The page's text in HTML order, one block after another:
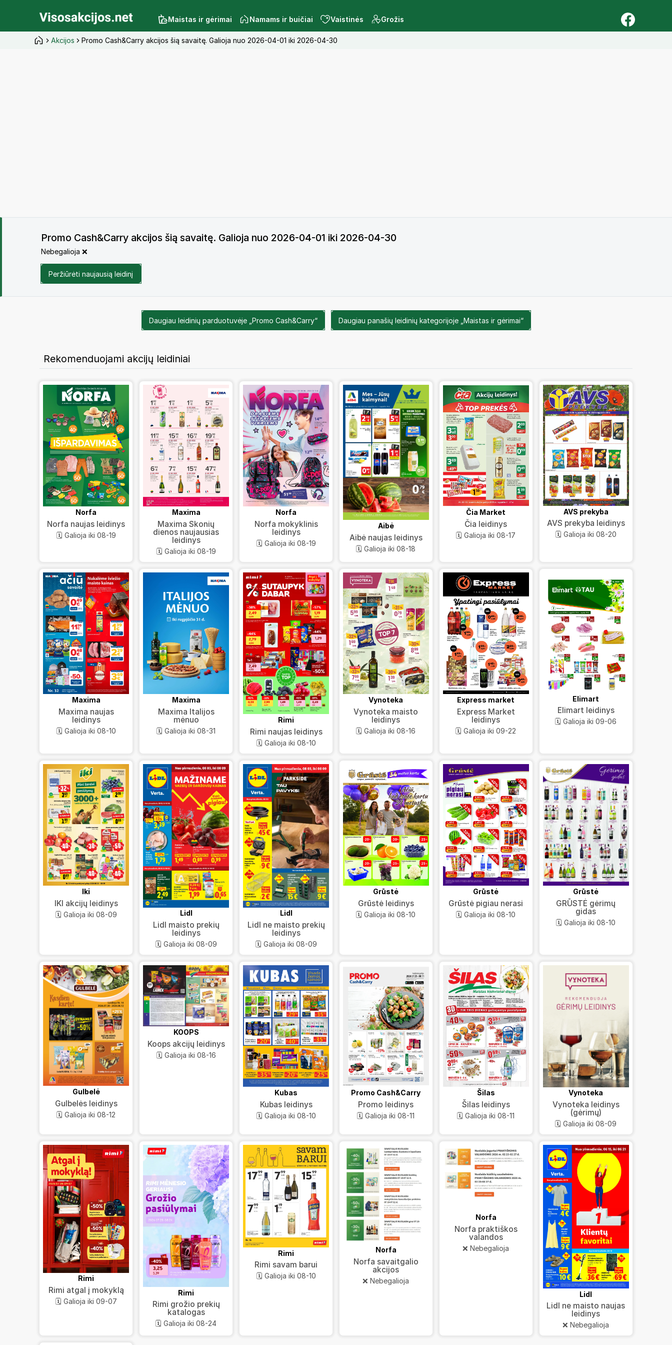
Maistas ir gėrimai Namams ir buičiai Vaistinės Grožis
Akcijos Promo Cash&Carry akcijos šią savaitę. Galioja nuo 2026-04-01 iki 2026-04-30
Promo Cash&Carry akcijos šią savaitę. Galioja nuo 2026-04-01 iki 2026-04-30
Nebegalioja ❌
Peržiūrėti naujausią leidinį
Daugiau leidinių parduotuvėje „Promo Cash&Carry“ Daugiau panašių leidinių kategorijoje „Maistas ir gėrimai“
Rekomenduojami akcijų leidiniai
Norfa
Norfa naujas leidinys
🗓️ Galioja iki 08-19
Maxima
Maxima Skonių
dienos naujausias
leidinys
🗓️ Galioja iki 08-19
Norfa
Norfa mokyklinis
leidinys
🗓️ Galioja iki 08-19
Aibė
Aibė naujas leidinys
🗓️ Galioja iki 08-18
Čia Market
Čia leidinys
🗓️ Galioja iki 08-17
AVS prekyba
AVS prekyba leidinys
🗓️ Galioja iki 08-20
Maxima
Maxima naujas
leidinys
🗓️ Galioja iki 08-10
Maxima
Maxima Italijos
mėnuo
🗓️ Galioja iki 08-31
Rimi
Rimi naujas leidinys
🗓️ Galioja iki 08-10
Vynoteka
Vynoteka maisto
leidinys
🗓️ Galioja iki 08-16
Express market
Express Market
leidinys
🗓️ Galioja iki 09-22
Elimart
Elimart leidinys
🗓️ Galioja iki 09-06
Iki
IKI akcijų leidinys
🗓️ Galioja iki 08-09 Lidl
Lidl maisto prekių
leidinys
🗓️ Galioja iki 08-09
Lidl
Lidl ne maisto prekių
leidinys
🗓️ Galioja iki 08-09
Grūstė
Grūstė leidinys
🗓️ Galioja iki 08-10
Grūstė
Grūstė pigiau nerasi
🗓️ Galioja iki 08-10
Grūstė
GRŪSTĖ gėrimų
gidas
🗓️ Galioja iki 08-10
Gulbelė
Gulbelės leidinys
🗓️ Galioja iki 08-12
KOOPS
Koops akcijų leidinys
🗓️ Galioja iki 08-16
Kubas
Kubas leidinys
🗓️ Galioja iki 08-10
Promo Cash&Carry
Promo leidinys
🗓️ Galioja iki 08-11
Šilas
Šilas leidinys
🗓️ Galioja iki 08-11
Vynoteka
Vynoteka leidinys
(gėrimų)
🗓️ Galioja iki 08-09
Rimi
Rimi atgal į mokyklą
🗓️ Galioja iki 09-07
Rimi
Rimi grožio prekių
katalogas
🗓️ Galioja iki 08-24
Rimi
Rimi savam barui
🗓️ Galioja iki 08-10
Norfa
Norfa savaitgalio
akcijos
❌ Nebegalioja
Norfa
Norfa praktiškos
valandos
❌ Nebegalioja
Lidl
Lidl ne maisto naujas
leidinys
❌ Nebegalioja